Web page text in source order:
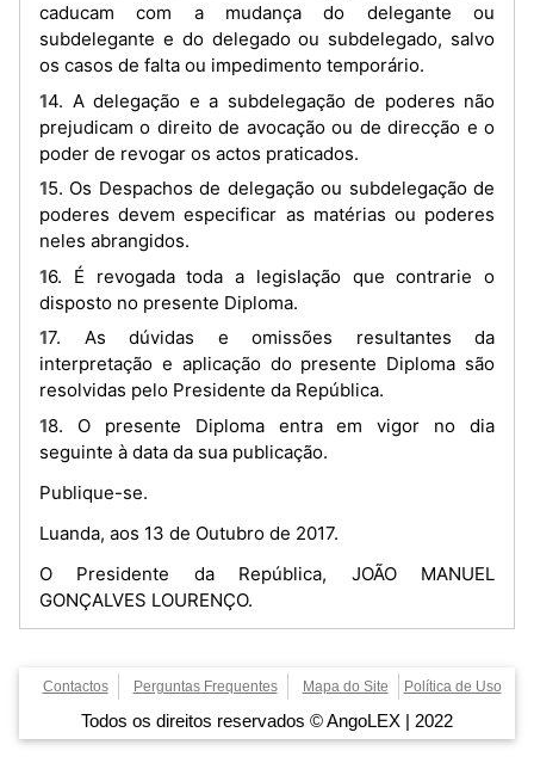
caducam com a mudança do delegante ou
subdelegante e do delegado ou subdelegado, salvo
os casos de falta ou impedimento temporário.
14. A delegação e a subdelegação de poderes não
prejudicam o direito de avocação ou de direcção e o
poder de revogar os actos praticados.
15. Os Despachos de delegação ou subdelegação de
poderes devem especificar as matérias ou poderes
neles abrangidos.
16. É revogada toda a legislação que contrarie o
disposto no presente Diploma.
17. As dúvidas e omissões resultantes da
interpretação e aplicação do presente Diploma são
resolvidas pelo Presidente da República.
18. O presente Diploma entra em vigor no dia
seguinte à data da sua publicação.
Publique-se.
Luanda, aos 13 de Outubro de 2017.
O Presidente da República, JOÃO MANUEL
GONÇALVES LOURENÇO.
Contactos Perguntas Frequentes Mapa do Site Política de Uso
Todos os direitos reservados © AngoLEX | 2022